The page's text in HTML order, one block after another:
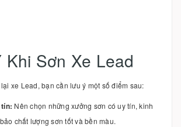
Sơn Xe Lead
xe Lead, bạn cần lưu ý một số điểm sau:
Nên chọn những xưởng sơn có uy tín, kinh
chất lượng sơn tốt và bền màu.